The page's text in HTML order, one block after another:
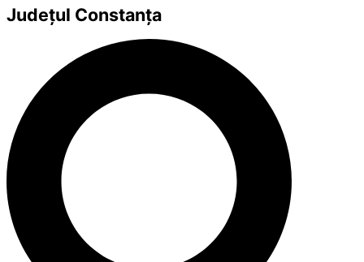
Județul Constanța